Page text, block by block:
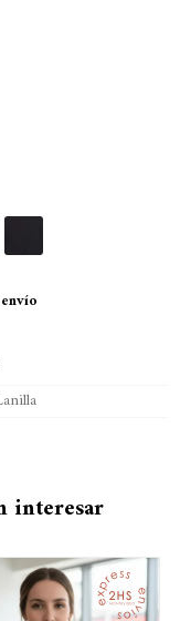
interesar